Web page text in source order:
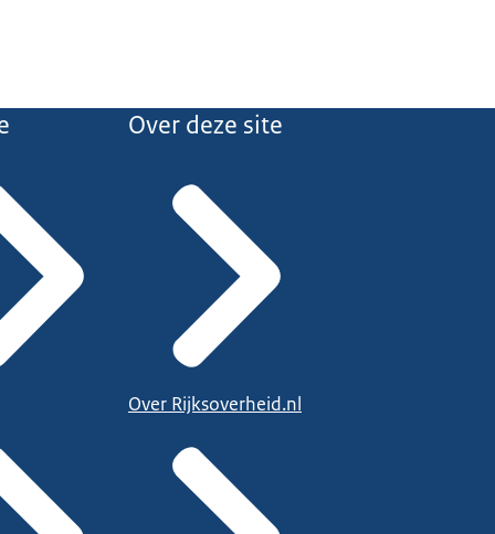
Over deze site
Over Rijksoverheid.nl